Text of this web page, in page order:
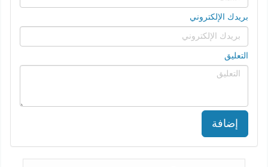
بريدك الإلكتروني
التعليق
إضافة